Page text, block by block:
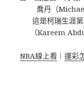
喬丹（
這是柯瑞生涯
（Kareem
NBA線上看 ︱ 運彩